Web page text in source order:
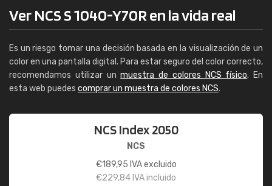
Ver NCS S 1040-Y70R en la vida real
Es un riesgo tomar una decisión basada en la visualización de un
color en una pantalla digital. Para estar seguro del color correcto,
recomendamos utilizar unmuestra de colores NCS físico. En
esta web puedes comprar un muestra de colores NCS.
NCS Index 2050
NCS
€189,95 IVA excluido
€229,84 IVA incluido